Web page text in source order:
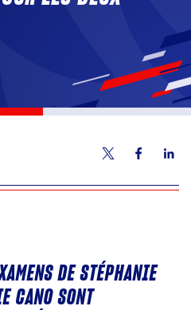
DE STÉPHANIE
CANO SONT